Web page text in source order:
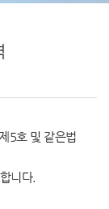
5호 및 같은법
니다.